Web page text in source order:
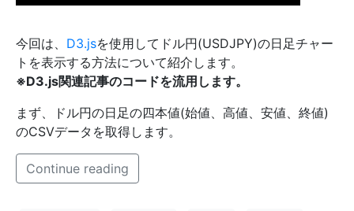
今回は、 D3.jsを使用してドル円(USDJPY)の日足チャー
トを表示する方法について紹介します。
※D3.js関連記事のコードを流用します。
まず、ドル円の日足の四本値(始値、高値、安値、終値)
のCSVデータを取得します。
Continue reading